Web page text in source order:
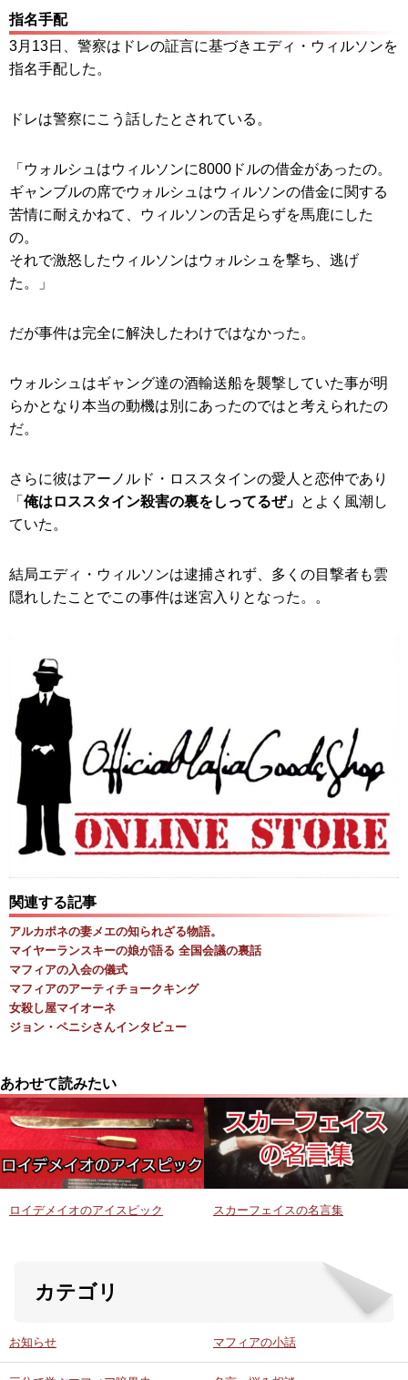
指名手配
3月13日、警察はドレの証言に基づきエディ・ウィルソンを
指名手配した。
ドレは警察にこう話したとされている。
「ウォルシュはウィルソンに8000ドルの借金があったの。
ギャンブルの席でウォルシュはウィルソンの借金に関する
苦情に耐えかねて、ウィルソンの舌足らずを馬鹿にした
の。
それで激怒したウィルソンはウォルシュを撃ち、逃げ
た。」
だが事件は完全に解決したわけではなかった。
ウォルシュはギャング達の酒輸送船を襲撃していた事が明
らかとなり本当の動機は別にあったのではと考えられたの
だ。
さらに彼はアーノルド・ロススタインの愛人と恋仲であり
「 俺はロススタイン殺害の裏をしってるぜ」 とよく風潮し
ていた。
結局エディ・ウィルソンは逮捕されず、多くの目撃者も雲
隠れしたことでこの事件は迷宮入りとなった。。
関連する記事
アルカポネの妻メエの知られざる物語。
マイヤーランスキーの娘が語る 全国会議の裏話
マフィアの入会の儀式
マフィアのアーティチョークキング
女殺し屋マイオーネ
ジョン・ペニシさんインタビュー
あわせて読みたい
ロイデメイオのアイスピック スカーフェイスの名言集
カテゴリ
お知らせ マフィアの小話